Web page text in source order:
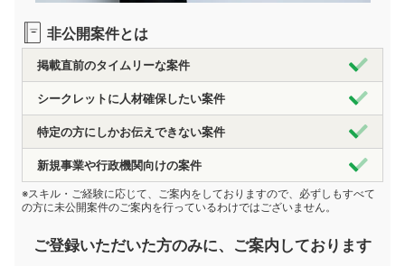
非公開案件とは
掲載直前のタイムリーな案件
シークレットに人材確保したい案件
特定の方にしかお伝えできない案件
新規事業や行政機関向けの案件
※スキル・ご経験に応じて、ご案内をしておりますので、必ずしもすべて
の方に未公開案件のご案内を行っているわけではございません。
ご登録いただいた方のみに、ご案内しております